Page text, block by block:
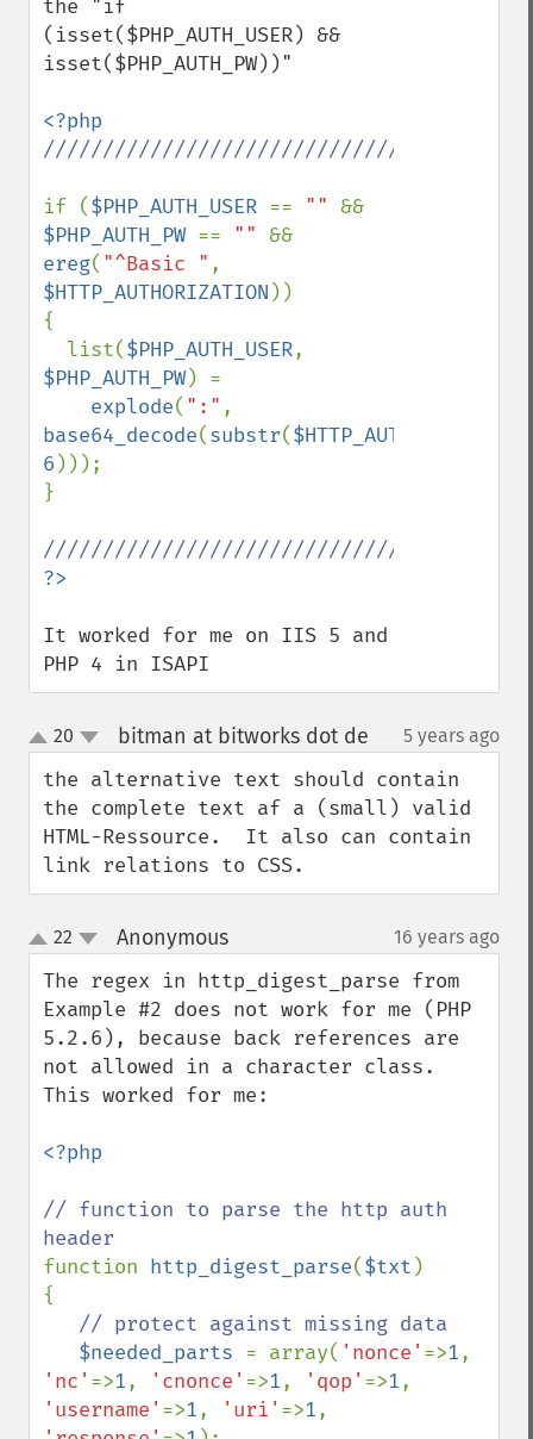
the "if
(isset($PHP_AUTH_USER) &&
isset($PHP_AUTH_PW))"
if ($PHP_AUTH_USER == ""
$PHP_AUTH_PW == ""
ereg( "^Basic "
$HTTP_AUTHORIZATION ))
{
  list(
$PHP_AUTH_USER
$PHP_AUTH_PW) =
explode( ":"
base64_decode(substr($HTTP_AUTHORIZATION
6 )));
}
It worked for me on IIS 5 and
PHP 4 in ISAPI
up
down
20 bitman at bitworks dot de 5 years ago
the alternative text should contain
the complete text af a (small) valid
HTML-Ressource.  It also can contain
link relations to CSS.
up
down
22 Anonymous¶ 16 years ago
The regex in http_digest_parse from
Example #2 does not work for me (PHP
5.2.6), because back references are
not allowed in a character class.
This worked for me:
<?php
// function to parse the http auth
function http_digest_parse($txt )
{
// protect against missing data
$needed_parts = array( 'nonce' =>1
'nc' =>1, 'cnonce' =>1, 'qop' =>1
'username' =>1, 'uri' =>1